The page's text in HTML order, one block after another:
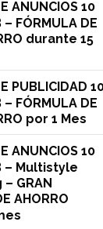
ANUNCIOS 10
– FÓRMULA DE
durante 15
PUBLICIDAD
– FÓRMULA DE
por 1 Mes
ANUNCIOS 10
– Multistyle
GRAN
AHORRO